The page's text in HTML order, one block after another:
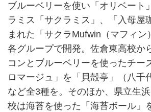
ブルーベリーを使い「オリベート
ラミス「サクラミス」、「入母屋
まれた「サクラMufwin（マフィン
各グループで開発。佐倉東高校か
コンとブルーベリーを使ったチー
ロマージュ」を「貝殻亭」（八千
など全3種を。そのほか、県立生
校は海苔を使った「海苔ボール」